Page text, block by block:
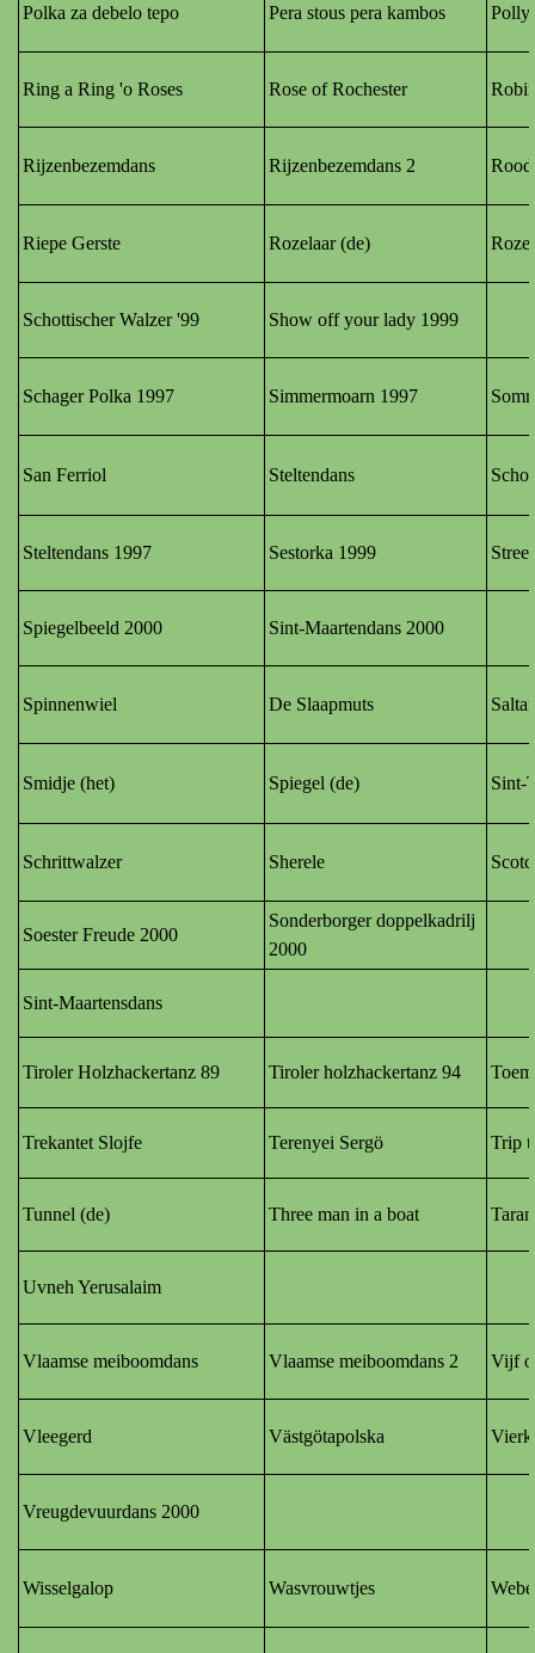
Polka za debelo tepo Pera stous pera kambos Polly
Ring a Ring 'o Roses Rose of Rochester
Rijzenbezemdans Rijzenbezemdans 2
Riepe Gerste Rozelaar (de)
Schottischer Walzer '99 Show off your lady 1999
Schager Polka 1997 Simmermoarn 1997
San Ferriol Steltendans
Steltendans 1997 Sestorka 1999
Spiegelbeeld 2000 Sint-Maartendans 2000
Spinnenwiel De Slaapmuts
Smidje (het) Spiegel (de) Sint-
Schrittwalzer Sherele
Soester Freude 2000
Sonderborger doppelkadrilj
2000
Sint-Maartensdans
Tiroler Holzhackertanz 89 Tiroler holzhackertanz 94
Trekantet Slojfe Terenyei Sergö Trip
Tunnel (de) Three man in a boat
Uvneh Yerusalaim
Vlaamse meiboomdans Vlaamse meiboomdans 2 Vijf
Vleegerd Västgötapolska
Vreugdevuurdans 2000
Wisselgalop Wasvrouwtjes